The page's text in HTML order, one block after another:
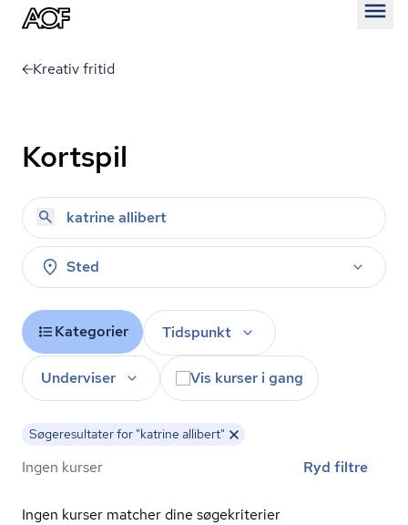
Kreativ fritid
Kortspil
Sted
Kategorier Tidspunkt
Underviser Vis kurser i gang
Søgeresultater for "katrine allibert"
Ingen kurser Ryd filtre
Ingen kurser matcher dine søgekriterier